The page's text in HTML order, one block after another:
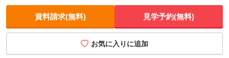
資料請求(無料) 見学予約(無料)
お気に入りに追加